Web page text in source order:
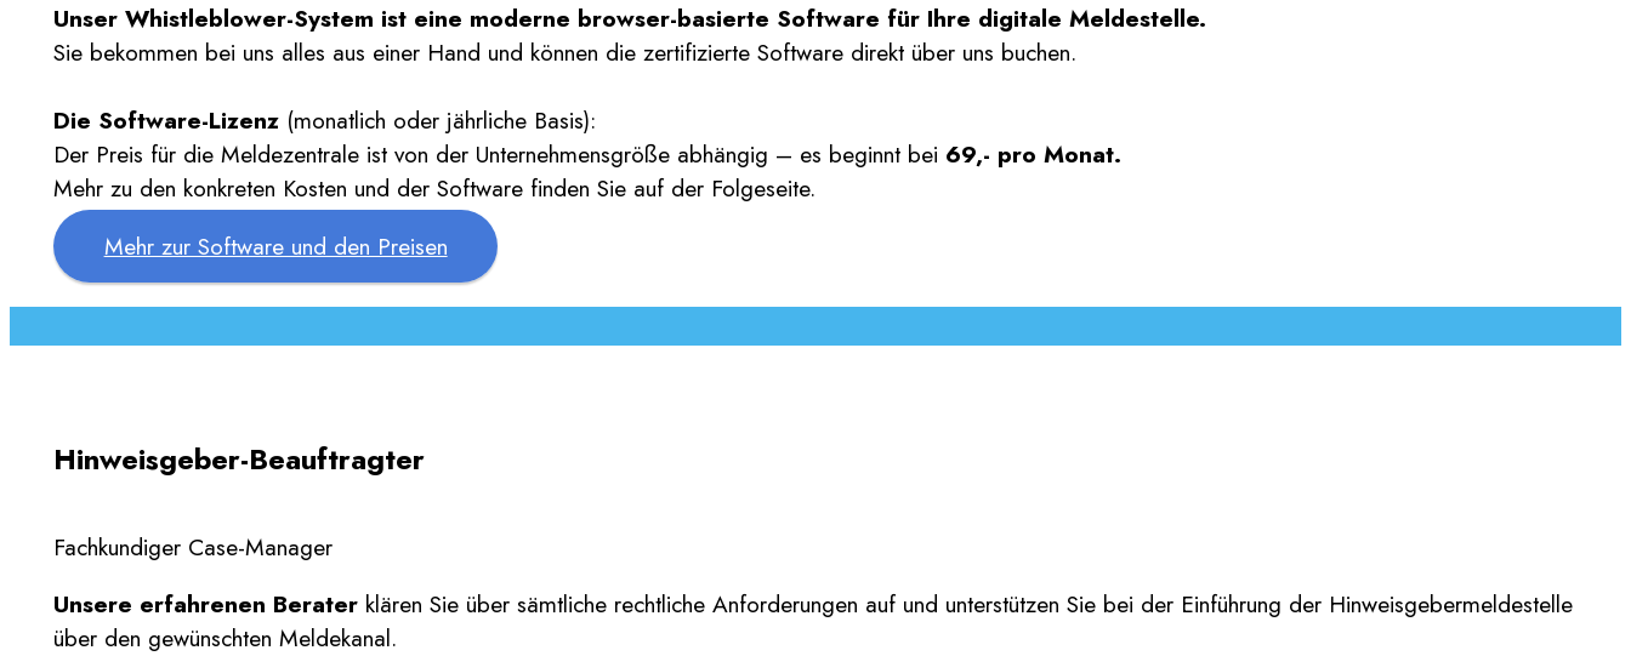
Unser Whistleblower-System ist eine moderne browser-basierte Software für Ihre digitale Meldestelle.
Sie bekommen bei uns alles aus einer Hand und können die zertifizierte Software direkt über uns buchen.
Die Software-Lizenz (monatlich oder jährliche Basis):
Der Preis für die Meldezentrale ist von der Unternehmensgröße abhängig – es beginnt bei 69,- pro Monat.
Mehr zu den konkreten Kosten und der Software finden Sie auf der Folgeseite.
Mehr zur Software und den Preisen
Hinweisgeber-Beauftragter
Fachkundiger Case-Manager
Unsere erfahrenen Berater klären Sie über sämtliche rechtliche Anforderungen auf und unterstützen Sie bei der Einführung der Hinweisgebermeldestelle
über den gewünschten Meldekanal.